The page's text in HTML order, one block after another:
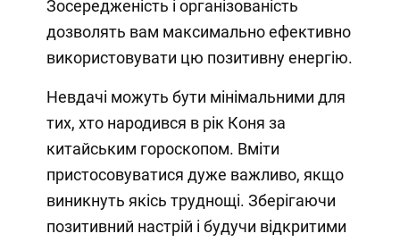
Зосередженість і організованість
дозволять вам максимально ефективно
використовувати цю позитивну енергію.
Невдачі можуть бути мінімальними для
тих, хто народився в рік Коня за
китайським гороскопом. Вміти
пристосовуватися дуже важливо, якщо
виникнуть якісь труднощі. Зберігаючи
позитивний настрій і будучи відкритими